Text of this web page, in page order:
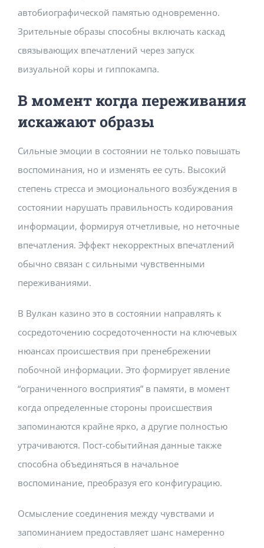
автобиографической памятью одновременно.
Зрительные образы способны включать каскад
связывающих впечатлений через запуск
визуальной коры и гиппокампа.
В момент когда переживания
искажают образы
Сильные эмоции в состоянии не только повышать
воспоминания, но и изменять ее суть. Высокий
степень стресса и эмоционального возбуждения в
состоянии нарушать правильность кодирования
информации, формируя отчетливые, но неточные
впечатления. Эффект некорректных впечатлений
обычно связан с сильными чувственными
переживаниями.
В Вулкан казино это в состоянии направлять к
сосредоточению сосредоточенности на ключевых
нюансах происшествия при пренебрежении
побочной информации. Это формирует явление
“ограниченного восприятия” в памяти, в момент
когда определенные стороны происшествия
запоминаются крайне ярко, а другие полностью
утрачиваются. Пост-событийная данные также
способна объединяться в начальное
воспоминание, преобразуя его конфигурацию.
Осмысление соединения между чувствами и
запоминанием предоставляет шанс намеренно